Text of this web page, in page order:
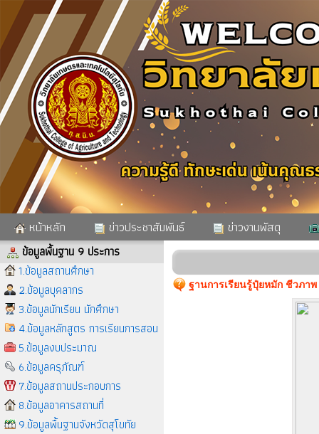
หน้าหลัก ข่าวประชาสัมพันธ์ ข่าวงานพัสดุ
ข้อมูลพื้นฐาน 9 ประการ
1.ข้อมูลสถานศึกษา
2.ข้อมูลบุคลากร
3.ข้อมูลนักเรียน นักศึกษา
4.ข้อมูลหลักสูตร การเรียนการสอน
5.ข้อมูลงบประมาณ
6.ข้อมูลครุภัณฑ์
7.ข้อมูลสถานประกอบการ
8.ข้อมูลอาคารสถานที่
9.ข้อมูลพื้นฐานจังหวัดสุโขทัย
ฐานการเรียนรู้ปุ๋ยหมัก ชีวภาพ